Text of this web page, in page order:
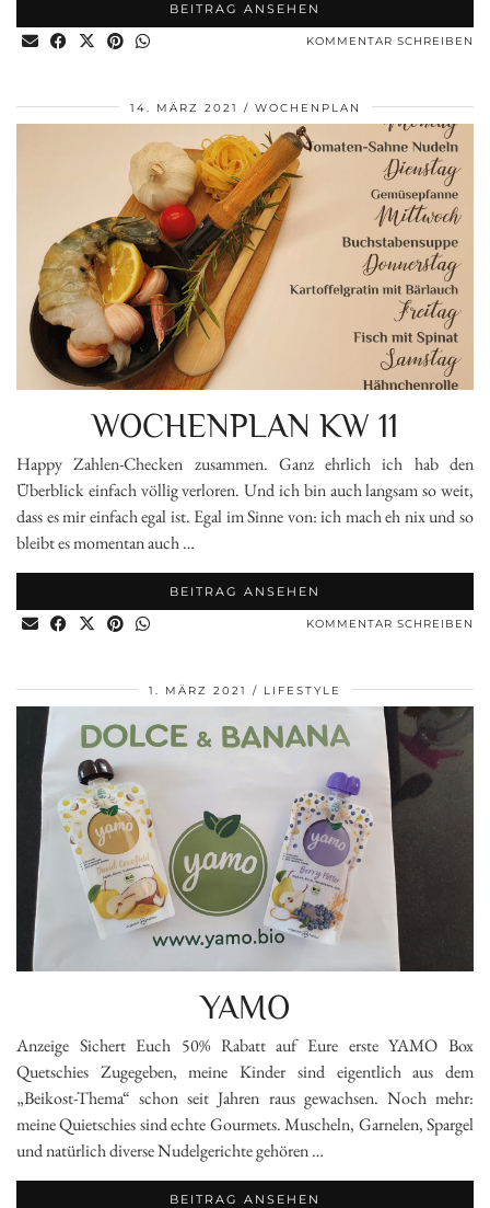
BEITRAG ANSEHEN
KOMMENTAR SCHREIBEN
14. MÄRZ 2021 WOCHENPLAN
WOCHENPLAN KW 11
Happy Zahlen-Checken zusammen. Ganz ehrlich ich hab den
Überblick einfach völlig verloren. Und ich bin auch langsam so weit,
dass es mir einfach egal ist. Egal im Sinne von: ich mach eh nix und so
bleibt es momentan auch …
BEITRAG ANSEHEN
KOMMENTAR SCHREIBEN
1. MÄRZ 2021 LIFESTYLE
YAMO
Anzeige Sichert Euch 50% Rabatt auf Eure erste YAMO Box
Quetschies Zugegeben, meine Kinder sind eigentlich aus dem
„Beikost-Thema“ schon seit Jahren raus gewachsen. Noch mehr:
meine Quietschies sind echte Gourmets. Muscheln, Garnelen, Spargel
und natürlich diverse Nudelgerichte gehören …
BEITRAG ANSEHEN